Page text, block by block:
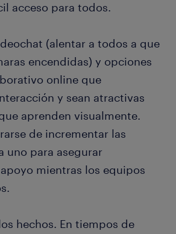
acceso para todos.
(alentar a todos a que
encendidas) y opciones
online que
y sean atractivas
aprenden visualmente.
de incrementar las
uno para asegurar
mientras los equipos
hechos. En tiempos de